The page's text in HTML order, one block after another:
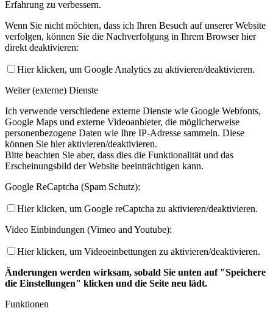
Erfahrung zu verbessern.
Wenn Sie nicht möchten, dass ich Ihren Besuch auf unserer Website
verfolgen, können Sie die Nachverfolgung in Ihrem Browser hier
direkt deaktivieren:
Hier klicken, um Google Analytics zu aktivieren/deaktivieren.
Weiter (externe) Dienste
Ich verwende verschiedene externe Dienste wie Google Webfonts,
Google Maps und externe Videoanbieter, die möglicherweise
personenbezogene Daten wie Ihre IP-Adresse sammeln. Diese
können Sie hier aktivieren/deaktivieren.
Bitte beachten Sie aber, dass dies die Funktionalität und das
Erscheinungsbild der Website beeinträchtigen kann.
Google ReCaptcha (Spam Schutz):
Hier klicken, um Google reCaptcha zu aktivieren/deaktivieren.
Video Einbindungen (Vimeo and Youtube):
Hier klicken, um Videoeinbettungen zu aktivieren/deaktivieren.
Änderungen werden wirksam, sobald Sie unten auf "Speichere
die Einstellungen" klicken und die Seite neu lädt.
Funktionen